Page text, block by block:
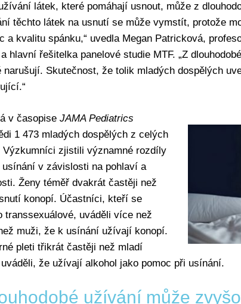
látek, které pomáhají usnout, může z
těchto látek na usnutí se může vymstít, protože
a kvalitu spánku,“ uvedla Megan Patricková,
hlavní řešitelka panelové studie MTF. „Z
narušují. Skutečnost, že tolik mladých dospělých
v časopise JAMA Pediatrics
1 473 mladých dospělých z celých
Výzkumníci zjistili významné rozdíly
v závislosti na pohlaví a
Ženy téměř dvakrát častěji než
konopí. Účastníci, kteří se
transsexuálové, uváděli více než
muži, že k usínání užívají konopí.
pleti třikrát častěji než mladí
že užívají alkohol jako pomoc při usínání.
užívání může